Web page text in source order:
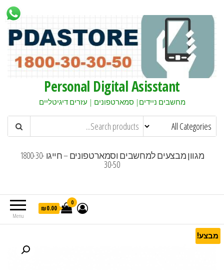
Personal Digital Asisstant
מחשבים ניידים| סמארטפונים | עזרים דיגיטליים
מגוון מבצעים למחשבים וסמארטפונים – חייגו 1800-30-
30-50
Menu
0
₪0.00
מבצע!